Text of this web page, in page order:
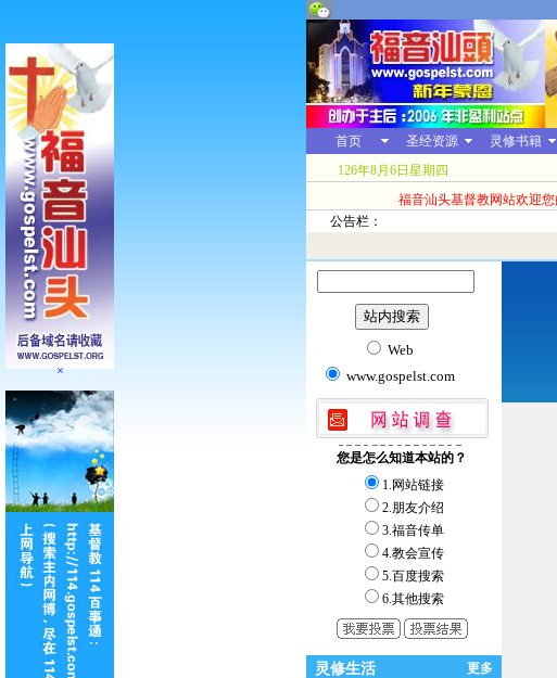
首页 圣经资源 灵修书籍
126年8月6日星期四
福音汕头基督教网站欢迎
公告栏：
Web
www.gospelst.com
您是怎么知道本站的？
1.网站链接
2.朋友介绍
3.福音传单
4.教会宣传
5.百度搜索
6.其他搜索
灵修生活 更多
×